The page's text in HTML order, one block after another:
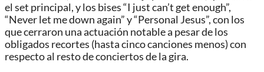
el set principal, y los bises “I just can’t get enough”,
“Never let me down again” y “Personal Jesus”, con los
que cerraron una actuación notable a pesar de los
obligados recortes (hasta cinco canciones menos) con
respecto al resto de conciertos de la gira.